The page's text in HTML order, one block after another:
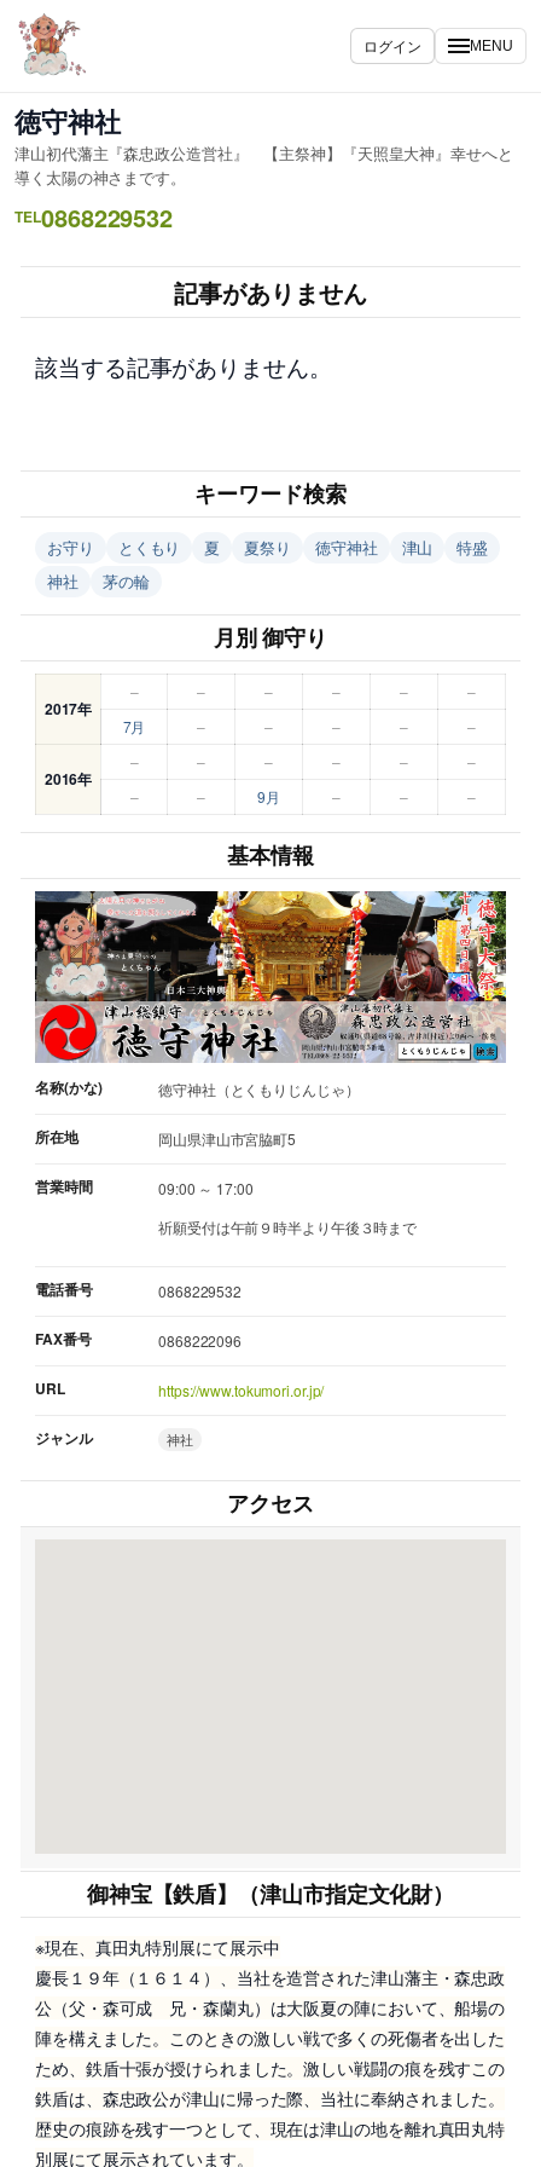
内
容
ス
キ
ッ
プ
ログイン MENU
徳守神社
津山初代藩主『森忠政公造営社』 【主祭神】『天照皇大神』幸せへと
導く太陽の神さまです。
TEL0868229532
記事がありません
該当する記事がありません。
キーワード検索
お守り とくもり 夏 夏祭り 徳守神社 津山
特盛
神社
茅の輪
月別 御守り
2017年
– – – – –
–
7月
– – – – –
2016年
– – – – –
–
–
– 9月 – – –
基本情報
名称(かな) 徳守神社（とくもりじんじゃ）
所在地 岡山県津山市宮脇町5
営業時間
09:00 ～ 17:00
祈願受付は午前９時半より午後３時まで
電話番号 0868229532
FAX番号 0868222096
URL https://www.tokumori.or.jp/
ジャンル 神社
アクセス
御神宝【鉄盾】（津山市指定文化財）
※現在、真田丸特別展にて展示中
慶長１９年（１６１４）、当社を造営された津山藩主・森忠政
公（父・森可成 兄・森蘭丸）は大阪夏の陣において、船場の
陣を構えました。このときの激しい戦で多くの死傷者を出した
ため、鉄盾十張が授けられました。激しい戦闘の痕を残すこの
鉄盾は、森忠政公が津山に帰った際、当社に奉納されました。
歴史の痕跡を残す一つとして、現在は津山の地を離れ真田丸特
別展にて展示されています。